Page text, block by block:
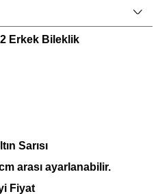
Erkek Bileklik
Sarısı
arası ayarlanabilir.
Fiyat